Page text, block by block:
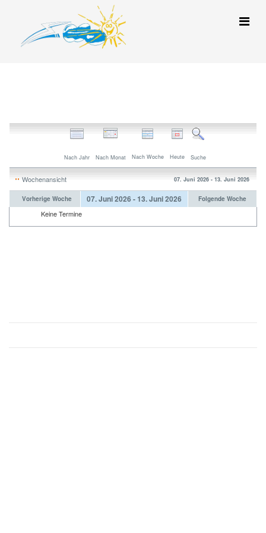
Nach Jahr Nach Monat Nach Woche Heute Suche
Wochenansicht 07. Juni 2026 - 13. Juni 2026
Vorherige Woche 07. Juni 2026 - 13. Juni 2026 Folgende Woche
Keine Termine